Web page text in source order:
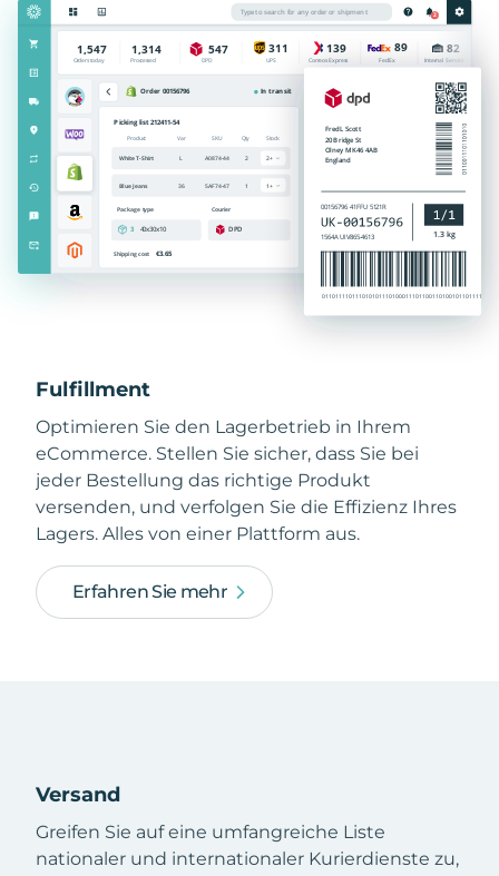
Fulfillment
Optimieren Sie den Lagerbetrieb in Ihrem
eCommerce. Stellen Sie sicher, dass Sie bei
jeder Bestellung das richtige Produkt
versenden, und verfolgen Sie die Effizienz Ihres
Lagers. Alles von einer Plattform aus.
Erfahren Sie mehr
Versand
Greifen Sie auf eine umfangreiche Liste
nationaler und internationaler Kurierdienste zu,